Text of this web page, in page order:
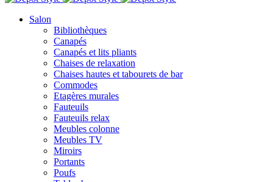
Salon
Bibliothèques
Canapés
Canapés et lits pliants
Chaises de relaxation
Chaises hautes et tabourets de bar
Commodes
Etagères murales
Fauteuils
Fauteuils relax
Meubles colonne
Meubles TV
Miroirs
Portants
Poufs